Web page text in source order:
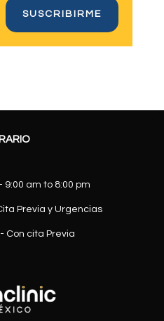
SUSCRIBIRME
9:00 am to 8:00 pm
Previa y Urgencias
Con cita Previa